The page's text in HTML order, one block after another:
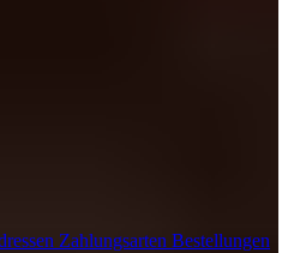
Zahlungsarten Bestellungen